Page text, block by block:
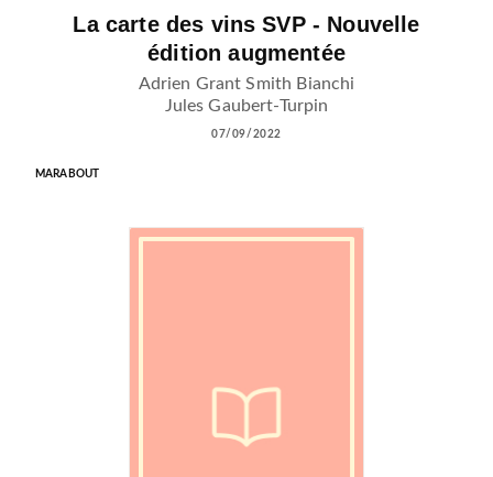
La carte des vins SVP - Nouvelle
édition augmentée
Adrien Grant Smith Bianchi
Jules Gaubert-Turpin
07/09/2022
MARABOUT